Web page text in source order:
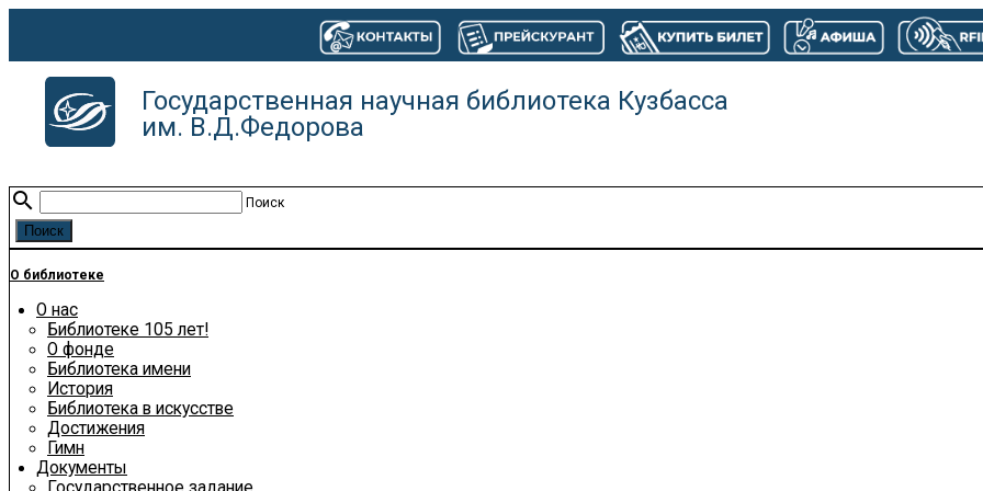
Государственная научная библиотека Кузбасса
им. В.Д.Федорова
search Поиск
О библиотеке
О нас
Библиотеке 105 лет!
О фонде
Библиотека имени
История
Библиотека в искусстве
Достижения
Гимн
Документы